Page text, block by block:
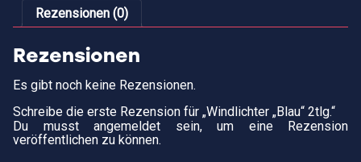
Rezensionen (0)
Rezensionen
Es gibt noch keine Rezensionen.
Schreibe die erste Rezension für „Windlichter „Blau“ 2tlg.“
Du musst angemeldet sein, um eine Rezension
veröffentlichen zu können.